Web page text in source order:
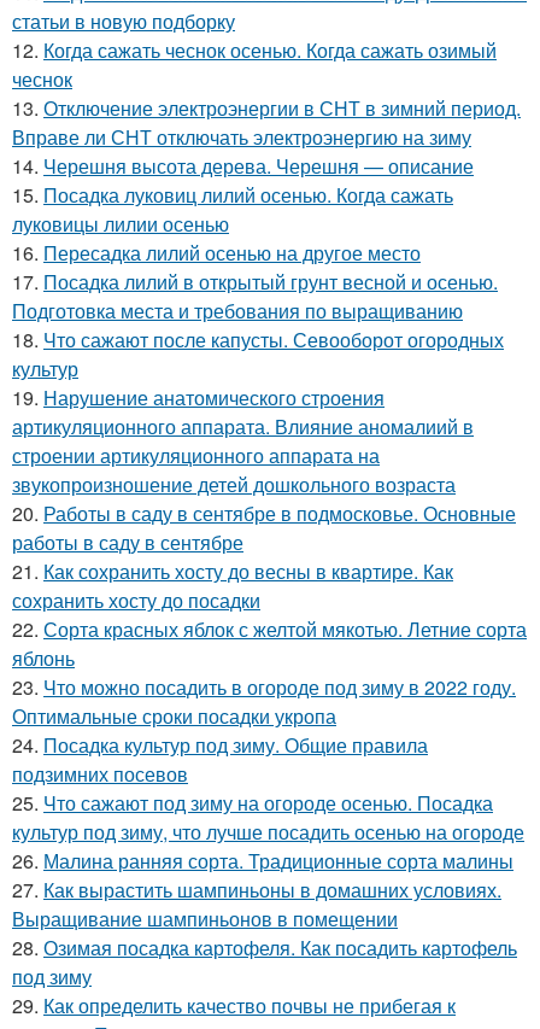
статьи в новую подборку
12. Когда сажать чеснок осенью. Когда сажать озимый
чеснок
13. Отключение электроэнергии в СНТ в зимний период.
Вправе ли СНТ отключать электроэнергию на зиму
14. Черешня высота дерева. Черешня — описание
15. Посадка луковиц лилий осенью. Когда сажать
луковицы лилии осенью
16. Пересадка лилий осенью на другое место
17. Посадка лилий в открытый грунт весной и осенью.
Подготовка места и требования по выращиванию
18. Что сажают после капусты. Севооборот огородных
культур
19. Нарушение анатомического строения
артикуляционного аппарата. Влияние аномалиий в
строении артикуляционного аппарата на
звукопроизношение детей дошкольного возраста
20. Работы в саду в сентябре в подмосковье. Основные
работы в саду в сентябре
21. Как сохранить хосту до весны в квартире. Как
сохранить хосту до посадки
22. Сорта красных яблок с желтой мякотью. Летние сорта
яблонь
23. Что можно посадить в огороде под зиму в 2022 году.
Оптимальные сроки посадки укропа
24. Посадка культур под зиму. Общие правила
подзимних посевов
25. Что сажают под зиму на огороде осенью. Посадка
культур под зиму, что лучше посадить осенью на огороде
26. Малина ранняя сорта. Традиционные сорта малины
27. Как вырастить шампиньоны в домашних условиях.
Выращивание шампиньонов в помещении
28. Озимая посадка картофеля. Как посадить картофель
под зиму
29. Как определить качество почвы не прибегая к